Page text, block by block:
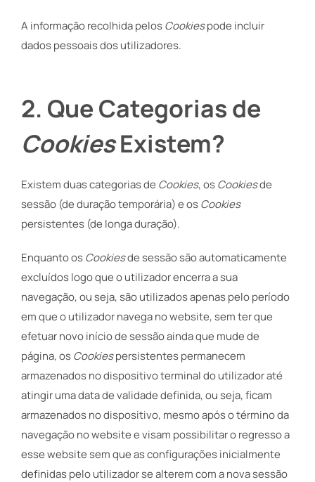
A informação recolhida pelosCookiespode incluir
dados pessoais dos utilizadores.
2. Que Categorias de
CookiesExistem?
Existem duas categorias de Cookies, osCookiesde
sessão (de duração temporária) e osCookies
persistentes (de longa duração).
Enquanto osCookiesde sessão são automaticamente
excluídos logo que o utilizador encerra a sua
navegação, ou seja, são utilizados apenas pelo período
em que o utilizador navega no website, sem ter que
efetuar novo início de sessão ainda que mude de
página, osCookiespersistentes permanecem
armazenados no dispositivo terminal do utilizador até
atingir uma data de validade definida, ou seja, ficam
armazenados no dispositivo, mesmo após o término da
navegação no website e visam possibilitar o regresso a
esse website sem que as configurações inicialmente
definidas pelo utilizador se alterem com a nova sessão